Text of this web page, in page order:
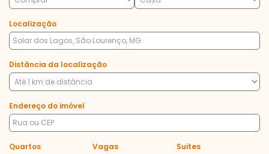
Localização
Distância da localização
Endereço do imóvel
Quartos Vagas Suites